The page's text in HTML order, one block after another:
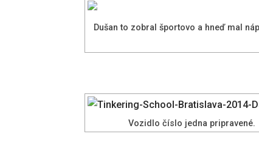
Dušan to zobral športovo a hneď mal
Vozidlo číslo jedna pripravené.